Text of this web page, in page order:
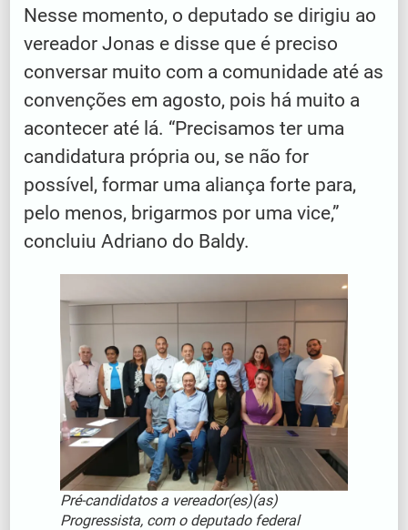
Nesse momento, o deputado se dirigiu ao
vereador Jonas e disse que é preciso
conversar muito com a comunidade até as
convenções em agosto, pois há muito a
acontecer até lá. “Precisamos ter uma
candidatura própria ou, se não for
possível, formar uma aliança forte para,
pelo menos, brigarmos por uma vice,”
concluiu Adriano do Baldy.
Pré-candidatos a vereador(es)(as)
Progressista, com o deputado federal